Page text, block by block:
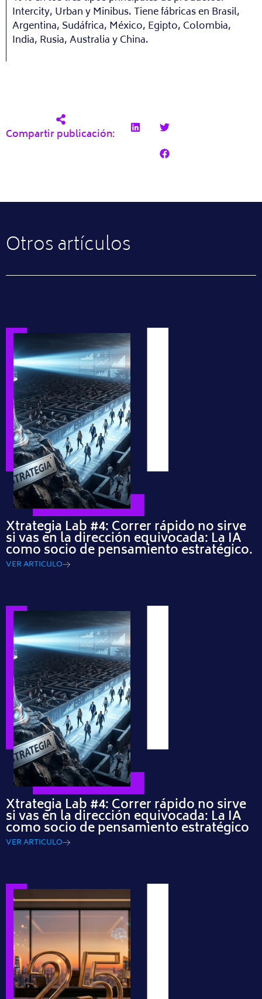
Intercity, Urban y Minibus. Tiene fábricas en Brasil,
Argentina, Sudáfrica, México, Egipto, Colombia,
India, Rusia, Australia y China.
Compartir publicación:
Otros artículos
Xtrategia Lab #4: Correr rápido no sirve
si vas en la dirección equivocada: La IA
como socio de pensamiento estratégico.
VER ARTICULO
Xtrategia Lab #4: Correr rápido no sirve
si vas en la dirección equivocada: La IA
como socio de pensamiento estratégico
VER ARTICULO